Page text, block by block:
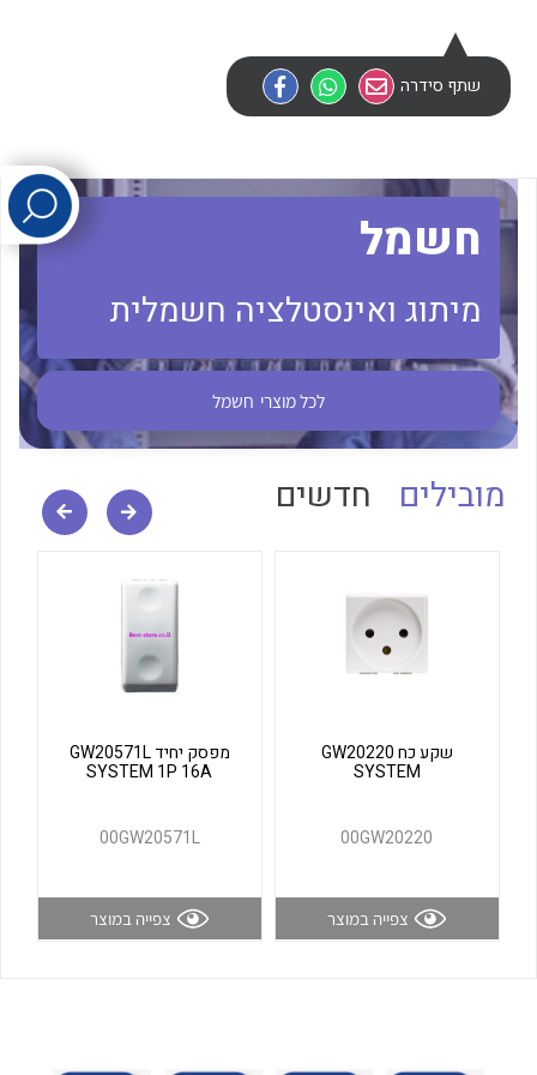
לכל מוצרי היצרן
לכל מוצרי היצרן לכל מוצרי היצרן
לכל מוצרי היצרן לכל מוצרי היצרן
שתף סידרה
חשמל
מיתוג ואינסטלציה חשמלית
לכל מוצרי חשמל
מובילים חדשים
שקע כח GW20220
SYSTEM
00GW20220
צפייה במוצר
מפסק יחיד GW20571L
SYSTEM 1P 16A
00GW20571L
צפייה במוצר